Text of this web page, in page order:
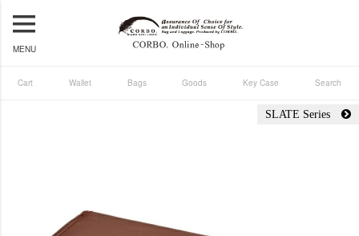
MENU
Cart Wallet Bags Goods Key Case Search
SLATE Series